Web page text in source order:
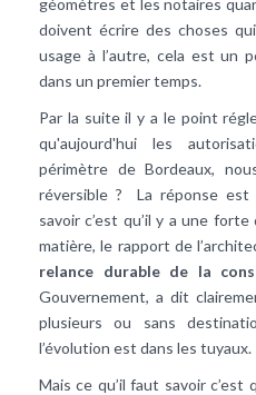
doivent écrire des choses
usage à l’autre, cela est un
dans un premier temps.
Par la suite il y a le point
qu'aujourd'hui les
périmètre de Bordeaux,
réversible ? La réponse est
savoir c’est qu’il y a une
matière, le rapport de
relance durable de la
Gouvernement, a dit
plusieurs ou sans
l’évolution est dans les tuyaux.
Mais ce qu’il faut savoir c’est